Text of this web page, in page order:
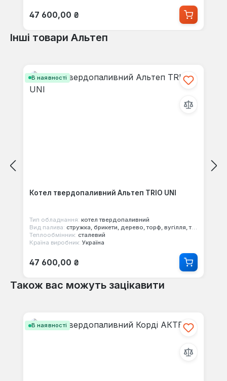
Звичайна ціна:
47 600,00 ₴
Інші товари Альтеп
В наявності
Котел твердопаливний Альтеп TRIO UNI
Тип обладнання: котел твердопаливний
Вид палива: стружка, брикети, дерево, торф, вугілля, тирса
Теплообмінник: сталевий
Країна виробник: Україна
Звичайна ціна:
47 600,00 ₴
Також вас можуть зацікавити
В наявності